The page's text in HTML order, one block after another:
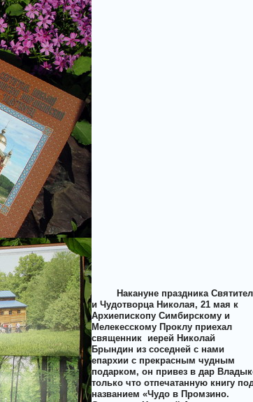
Накануне праздника
и Чудотворца Николая, 21 мая к
Архиепископу Симбирскому и
Мелекесскому Проклу приехал
священник иерей Николай
Брындин из соседней с нами
епархии с прекрасным чудным
подарком, он привез в дар
только что отпечатанную книгу
названием «Чудо в Промзино.